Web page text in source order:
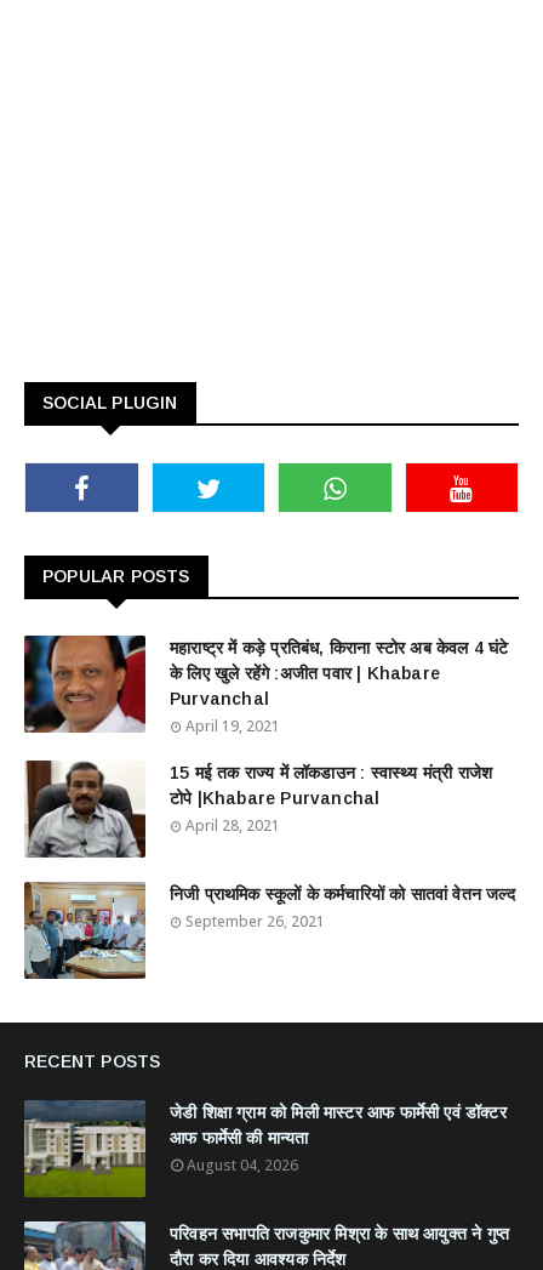
SOCIAL PLUGIN
POPULAR POSTS
महाराष्ट्र में कड़े प्रतिबंध, किराना स्टोर अब केवल 4 घंटे
के लिए खुले रहेंगे :अजीत पवार | Khabare
Purvanchal
April 19, 2021
15 मई तक राज्य में लॉकडाउन : स्वास्थ्य मंत्री राजेश
टोपे |Khabare Purvanchal
April 28, 2021
निजी प्राथमिक स्कूलों के कर्मचारियों को सातवां वेतन जल्द
September 26, 2021
RECENT POSTS
जेडी शिक्षा ग्राम को मिली मास्टर आफ फार्मेसी एवं डॉक्टर
आफ फार्मेसी की मान्यता
August 04, 2026
परिवहन सभापति राजकुमार मिश्रा के साथ आयुक्त ने गुप्त
दौरा कर दिया आवश्यक निर्देश